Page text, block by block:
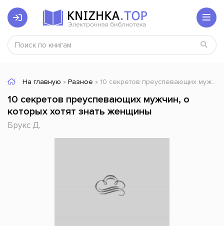
На главную » Разное » 10 секретов преуспевающих мужчин, о которых хотят знать женщины
10 секретов преуспевающих мужчин, о
которых хотят знать женщины
Брукс Д.